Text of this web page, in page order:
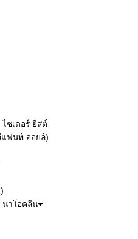
ซเดอร์ ยีสต์
ฟนท์ ออยล์)
นาโอคลีน